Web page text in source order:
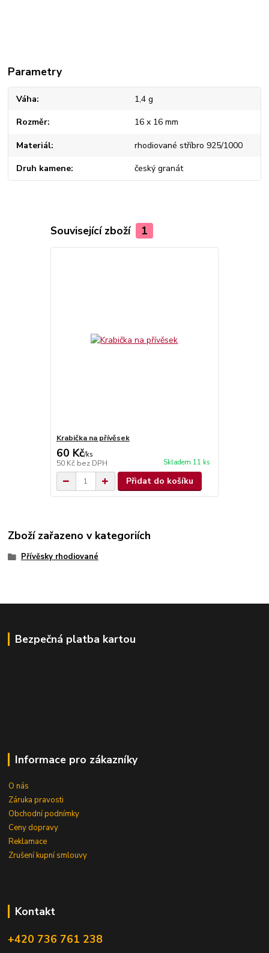
Parametry
Váha 1,4 g
Rozměr 16 x 16 mm
Materiál rhodiované stříbro 925/1000
Druh kamene český granát
Související zboží 1
Krabička na přívěsek
60 Kč/ks
50 Kč bez DPH Skladem 11 ks
Přidat do košíku
Zboží zařazeno v kategoriích
Přívěsky rhodiované
Bezpečná platba kartou
Informace pro zákazníky
O nás
Záruka pravosti
Obchodní podnímky
Ceny dopravy
Reklamace
Zrušení kupní smlouvy
Kontakt
+420 736 761 238